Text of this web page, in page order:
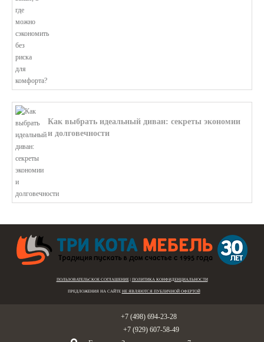
Как выбрать идеальный диван: секреты экономии
и долговечности
ПОЛЬЗОВАТЕЛЬСКОЕ СОГЛАШЕНИЕ| ПОЛИТИКА КОНФИДЕНЦИАЛЬНОСТИ
ПРЕДЛОЖЕНИЯ НА САЙТЕ НЕ ЯВЛЯЮТСЯ ПУБЛИЧНОЙ ОФЕРТОЙ
+7 (498) 694-23-28
+7 (929) 607-58-49